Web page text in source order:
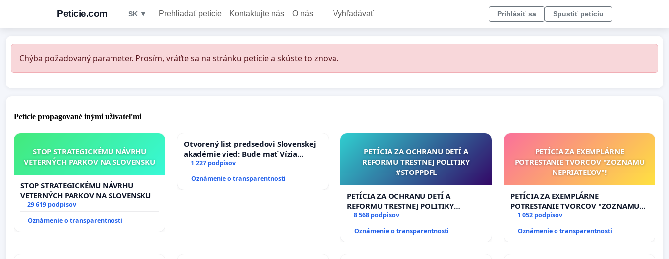
Peticie.com SK ▼ Prehliadať petície Kontaktujte nás O nás Vyhľadávať Prihlásiť sa Spustiť petíciu
Chýba požadovaný parameter. Prosím, vráťte sa na stránku petície a skúste to znova.
Petície propagované inými užívateľmi
STOP STRATEGICKÉMU NÁVRHU
VETERNÝCH PARKOV NA SLOVENSKU
STOP STRATEGICKÉMU NÁVRHU
VETERNÝCH PARKOV NA SLOVENSKU
29 619 podpisov
Oznámenie o transparentnosti
Otvorený list predsedovi Slovenskej
akadémie vied: Bude mať Vízia
Slovenska 2040 mravnú chrbticu?
1 227 podpisov
Oznámenie o transparentnosti
PETÍCIA ZA OCHRANU DETÍ A
REFORMU TRESTNEJ POLITIKY
#STOPPDFL
PETÍCIA ZA OCHRANU DETÍ A
REFORMU TRESTNEJ POLITIKY
#STOPPDFL
8 568 podpisov
Oznámenie o transparentnosti
PETÍCIA ZA EXEMPLÁRNE
POTRESTANIE TVORCOV "ZOZNAMU
NEPRIATEĽOV"!
PETÍCIA ZA EXEMPLÁRNE
POTRESTANIE TVORCOV "ZOZNAMU
NEPRIATEĽOV"!
1 052 podpisov
Oznámenie o transparentnosti